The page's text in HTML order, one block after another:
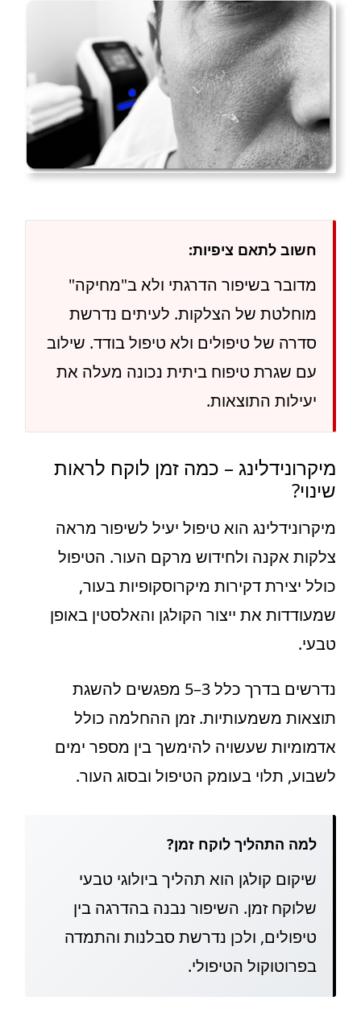
חשוב לתאם ציפיות:
מדובר בשיפור הדרגתי ולא ב"מחיקה"
מוחלטת של הצלקות. לעיתים נדרשת
סדרה של טיפולים ולא טיפול בודד. שילוב
עם שגרת טיפוח ביתית נכונה מעלה את
יעילות התוצאות.
מיקרונידלינג – כמה זמן לוקח לראות
שינוי?
מיקרונידלינג הוא טיפול יעיל לשיפור מראה
צלקות אקנה ולחידוש מרקם העור. הטיפול
כולל יצירת דקירות מיקרוסקופיות בעור,
שמעודדות את ייצור הקולגן והאלסטין באופן
טבעי.
נדרשים בדרך כלל 3–5 מפגשים להשגת
תוצאות משמעותיות. זמן ההחלמה כולל
אדמומיות שעשויה להימשך בין מספר ימים
לשבוע, תלוי בעומק הטיפול ובסוג העור.
למה התהליך לוקח זמן?
שיקום קולגן הוא תהליך ביולוגי טבעי
שלוקח זמן. השיפור נבנה בהדרגה בין
טיפולים, ולכן נדרשת סבלנות והתמדה
בפרוטוקול הטיפולי.